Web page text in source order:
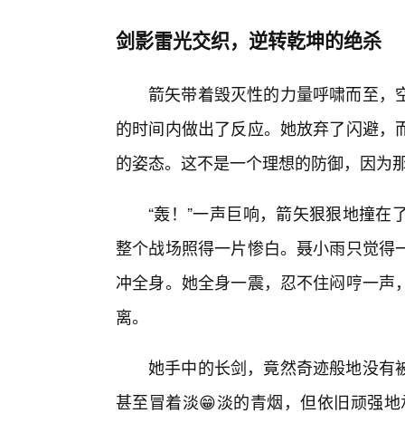
剑影雷光交织，逆转乾坤的绝杀
箭矢带着毁灭性的力量呼啸而至，
的时间内做出了反应。她放弃了闪避
的姿态。这不是一个理想的防御，因为
“轰！”一声巨响，箭矢狠狠地撞
整个战场照得一片惨白。聂小雨只觉
冲全身。她全身一震，忍不住闷哼一
离。
她手中的长剑，竟然奇迹般地没有
甚至冒着淡😁淡的青烟，但依旧顽强